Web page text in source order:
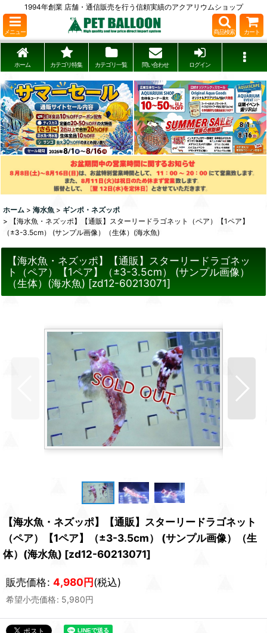
1994年創業 店舗・通信販売を行う信頼実績のアクアリウムショップ
メニュー 商品検索 カート
ホーム カテゴリ特集 カテゴリ一覧 問い合わせ ログイン
ホーム > 海水魚 > ギンポ・ネズッポ
>
【海水魚・ネズッポ】【通販】スターリードラゴネット（ペア）【1ペア】
（±3-3.5cm） (サンプル画像）（生体）(海水魚)
【海水魚・ネズッポ】【通販】スターリードラゴネッ
ト（ペア）【1ペア】（±3-3.5cm） (サンプル画像）
（生体）(海水魚) [zd12-60213071]
【海水魚・ネズッポ】【通販】スターリードラゴネット
（ペア）【1ペア】（±3-3.5cm） (サンプル画像）（生
体）(海水魚) [zd12-60213071]
販売価格: 4,980円(税込)
希望小売価格: 5,980円